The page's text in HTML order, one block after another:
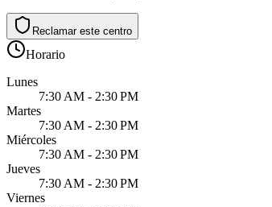
Reclamar este centro
Horario
Lunes
7:30 AM - 2:30 PM
Martes
7:30 AM - 2:30 PM
Miércoles
7:30 AM - 2:30 PM
Jueves
7:30 AM - 2:30 PM
Viernes